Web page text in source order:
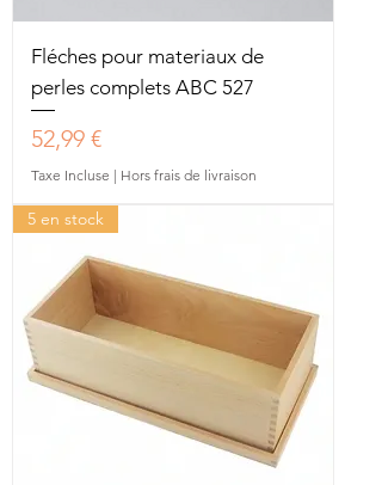
Fléches pour materiaux de
perles complets ABC 527
Prix
52,99 €
Taxe Incluse | Hors frais de livraison
5 en stock